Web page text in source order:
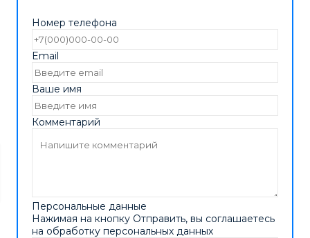
Номер телефона
Email
Ваше имя
Комментарий
Персональные данные
Нажимая на кнопку Отправить, вы соглашаетесь
на обработку персональных данных